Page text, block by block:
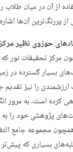
از آن در میان
پررنگ‌ترین آن‌ها
حوزوی نظیر مرکز
مرکز تحقیقات نور
بسیار گسترده‌ در
را نیز
کرده است، به مرور
پژوهشی خود را به
مجموعه جامع
بسیاری که پیش‌تر